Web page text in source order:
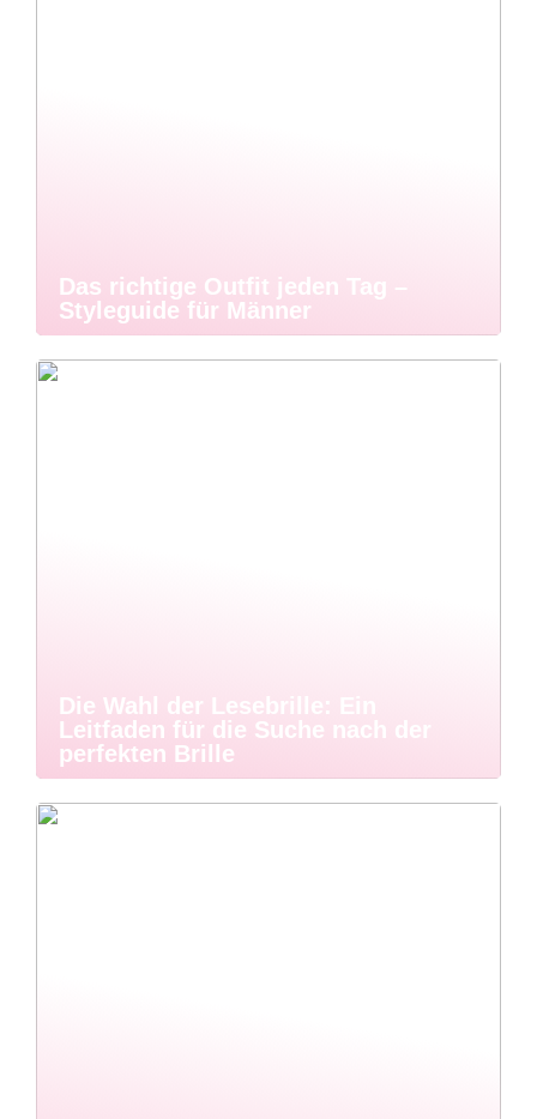
Das richtige Outfit jeden Tag –
Styleguide für Männer
Die Wahl der Lesebrille: Ein
Leitfaden für die Suche nach der
perfekten Brille